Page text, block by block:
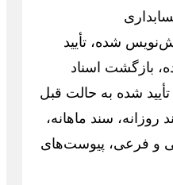
شده، تأیید
بازگشت اسناد
شده به حالت قبل
روزانه، سند ماهانه،
و فرعی، پیوست‌های